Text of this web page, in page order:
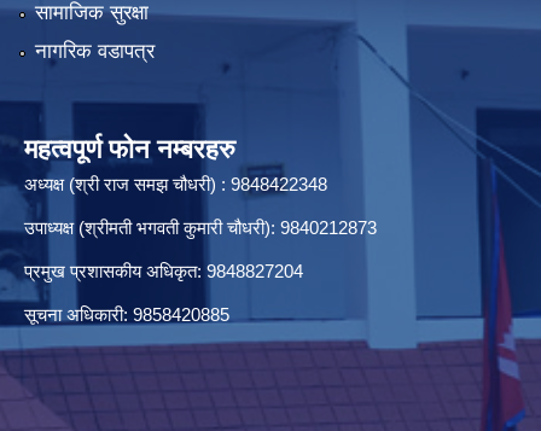
सामाजिक सुरक्षा
नागरिक वडापत्र
महत्वपूर्ण फोन नम्बरहरु
अध्यक्ष (श्री राज समझ चौधरी) : 9848422348
उपाध्यक्ष (श्रीमती भगवती कुमारी चौधरी): 9840212873
प्रमुख प्रशासकीय अधिकृत: 9848827204
सूचना अधिकारी: 9858420885